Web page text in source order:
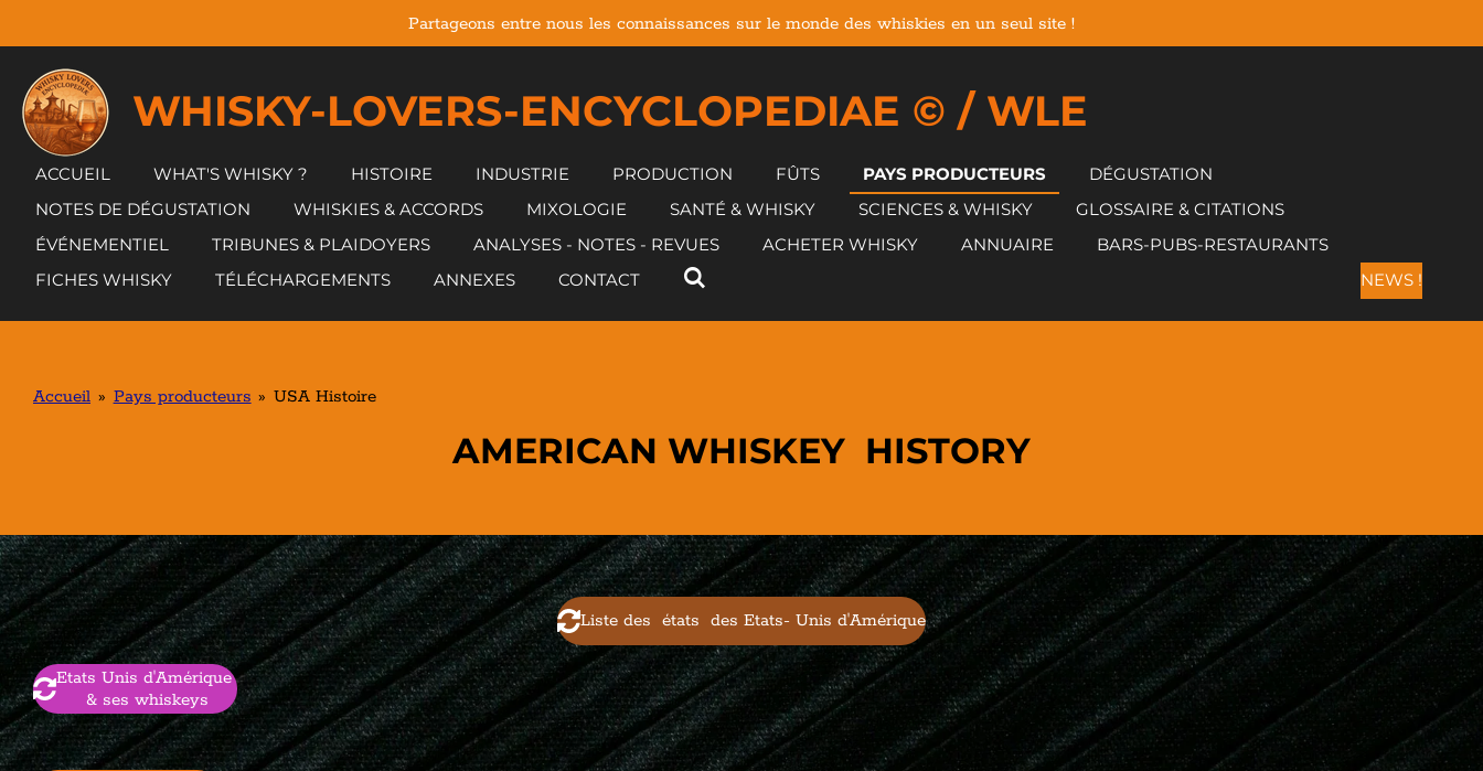
au
contenu
principal
Partageons entre nous les connaissances sur le monde des whiskies en un seul site !
WHISKY-LOVERS-ENCYCLOPEDIAE © / WLE
ACCUEIL WHAT'S WHISKY ? HISTOIRE INDUSTRIE PRODUCTION FÛTS PAYS PRODUCTEURS
DÉGUSTATION
NOTES DE DÉGUSTATION
WHISKIES & ACCORDS MIXOLOGIE SANTÉ & WHISKY SCIENCES & WHISKY
GLOSSAIRE & CITATIONS
ÉVÉNEMENTIEL
TRIBUNES & PLAIDOYERS ANALYSES - NOTES - REVUES ACHETER WHISKY ANNUAIRE
BARS-PUBS-RESTAURANTS
FICHES WHISKY
TÉLÉCHARGEMENTS ANNEXES CONTACT NEWS !
Accueil » Pays producteurs » USA Histoire
AMERICAN WHISKEY HISTORY
Liste des états des Etats- Unis d'Amérique
Etats Unis d'Amérique
& ses whiskeys